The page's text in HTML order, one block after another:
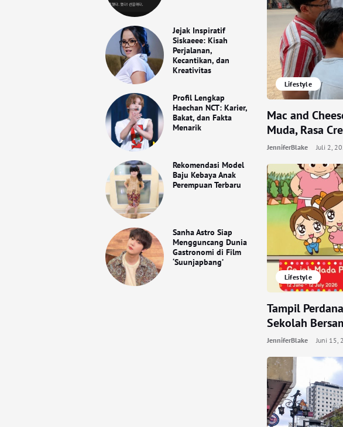
Jejak Inspiratif
Siskaeee: Kisah
Perjalanan,
Kecantikan, dan
Kreativitas
Profil Lengkap
Haechan NCT: Karier,
Bakat, dan Fakta
Menarik
Rekomendasi Model
Baju Kebaya Anak
Perempuan Terbaru
Sanha Astro Siap
Mengguncang Dunia
Gastronomi di Film
‘Suunjapbang’
Lifestyle
Mac and
Muda, Rasa
JenniferBlake Juli 2,
Lifestyle
Tampil
Sekolah
JenniferBlake Juni 15,